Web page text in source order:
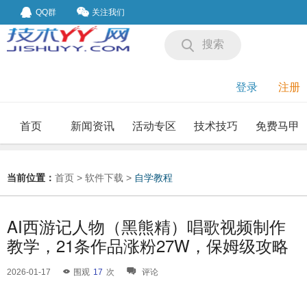
QQ群 关注我们
搜索
登录 注册
首页 新闻资讯 活动专区 技术技巧 免费马甲
当前位置： 首页 > 软件下载 > 自学教程
AI西游记人物（黑熊精）唱歌视频制作
教学，21条作品涨粉27W，保姆级攻略
2026-01-17 围观 17 次 评论